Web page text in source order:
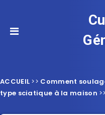
ACCUEIL >> Comment
type sciatique à la maison